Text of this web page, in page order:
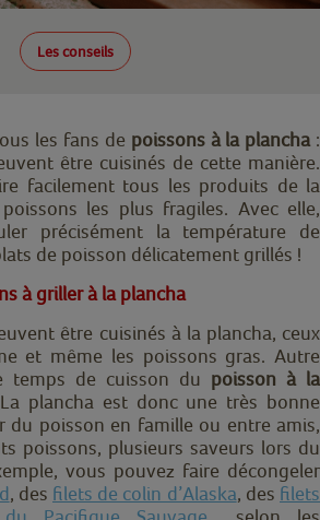
Les conseils
les fans de poissons à la plancha :
être cuisinés de cette manière.
facilement tous les produits de la
les plus fragiles. Avec elle,
précisément la température de
de poisson délicatement grillés !
à griller à la plancha
être cuisinés à la plancha, ceux
et même les poissons gras. Autre
temps de cuisson du poisson à la
plancha est donc une très bonne
du poisson en famille ou entre amis,
poissons, plusieurs saveurs lors du
vous pouvez faire décongeler
, des filets de colin d’Alaska, des filets